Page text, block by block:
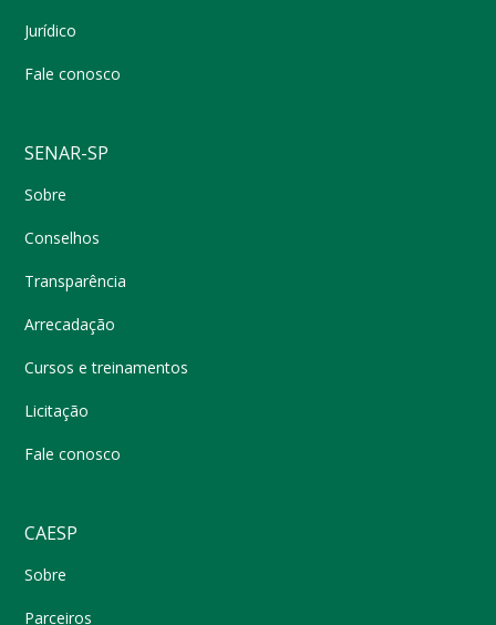
Jurídico
Fale conosco
SENAR-SP
Sobre
Conselhos
Transparência
Arrecadação
Cursos e treinamentos
Licitação
Fale conosco
CAESP
Sobre
Parceiros